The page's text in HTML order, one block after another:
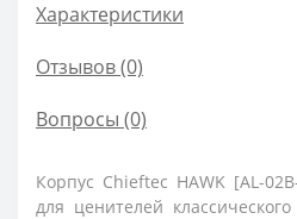
Характеристики
Отзывов (0)
Вопросы (0)
Корпус Chieftec HAWK [AL-
для ценителей